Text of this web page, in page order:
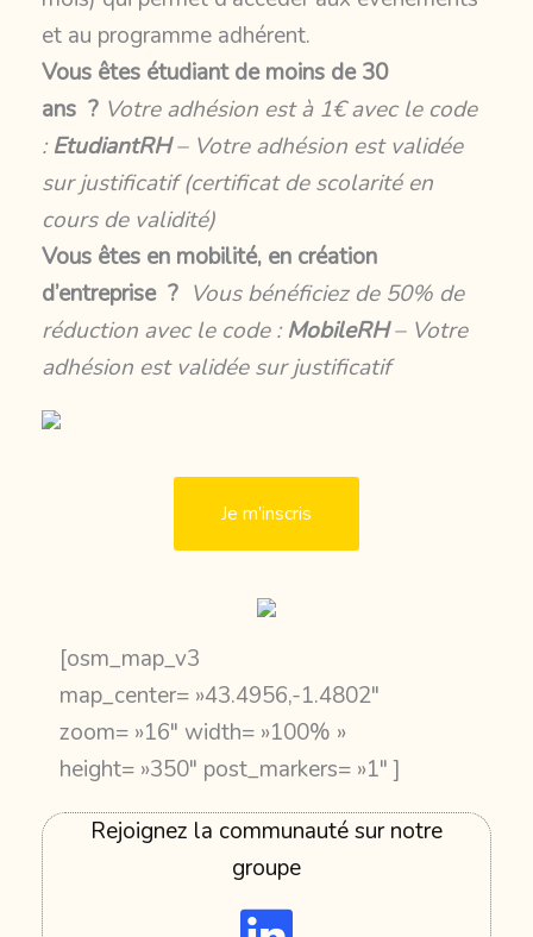
et au programme adhérent.
Vous êtes étudiant de moins de 30
ans ? Votre adhésion est à 1€ avec le code
:EtudiantRH– Votre adhésion est validée
sur justificatif (certificat de scolarité en
cours de validité)
Vous êtes en mobilité, en création
d’entreprise ? Vous bénéficiez de 50% de
réduction avec le code :MobileRH– Votre
adhésion est validée sur justificatif
Je m’inscris
[osm_map_v3
map_center= »43.4956,-1.4802″
zoom= »16″ width= »100% »
height= »350″ post_markers= »1″ ]
Rejoignez la communauté sur notre
groupe